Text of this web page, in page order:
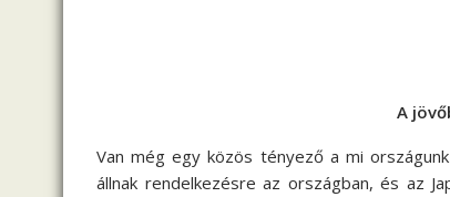
A
Van még egy közös tényező a mi
állnak rendelkezésre az országban, és az